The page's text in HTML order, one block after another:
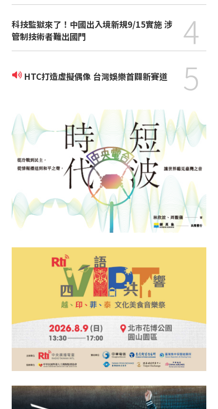
科技監獄來了！中國出入境新規9/15實施 涉
管制技術者難出國門
4
HTC打造虛擬偶像 台灣娛樂首闢新賽道 5